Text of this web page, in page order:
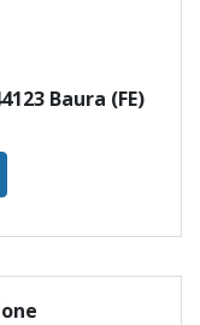
Baura (FE)